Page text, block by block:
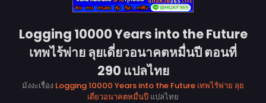
Logging 10000 Years into the Future
เทพไร้พ่าย ลุยเดี่ยวอนาคตหมื่นปี ตอนที่
290 แปลไทย
มังงะเรื่อง Logging 10000 Years into the Future เทพไร้พ่าย ลุย
เดี่ยวอนาคตหมื่นปี แปลไทย